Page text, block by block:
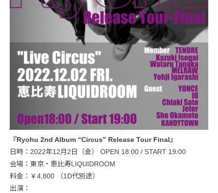
『Ryohu 2nd Album “Circus” Release Tour Final』
日時：2022年12月2日（金） OPEN 18:00 / START 19:00
会場：東京・恵比寿LIQUIDROOM
料金：￥4,800 （1D代別途）
出演：